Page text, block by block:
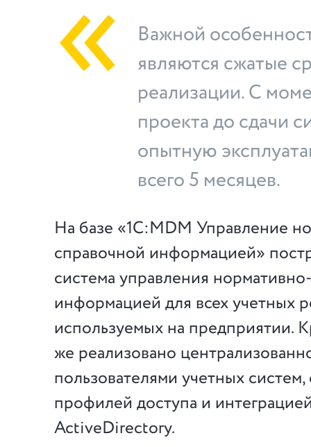
Важной
являются сжатые
реализации. С
проекта до сдачи
опытную
всего 5 месяцев.
На базе «1С:MDM Управление
справочной информацией»
система управления
информацией для всех учетных
используемых на предприятии.
же реализовано
пользователями учетных
профилей доступа и
ActiveDirectory.